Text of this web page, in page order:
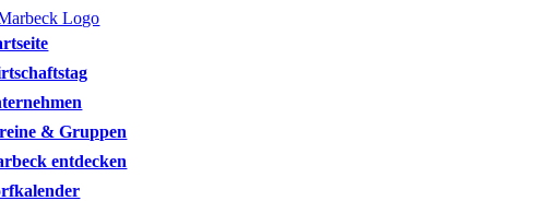
Skip
to
content
& Gruppen
entdecken